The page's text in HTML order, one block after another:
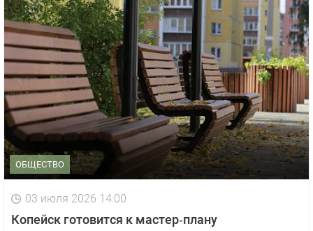
ОБЩЕСТВО
03 июля 2026 14:00
Копейск готовится к мастер‑плану